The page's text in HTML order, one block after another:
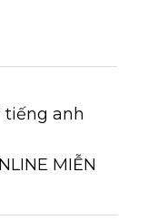
tiếng anh
MIỄN